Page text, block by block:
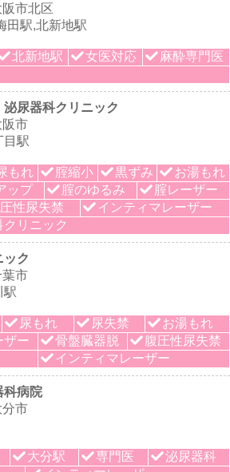
市北区
田駅,北新地駅
北新地駅 女医対応
麻酔専門医
泌尿器科クリニック
阪市
目駅
もれ 腟縮小 黒ずみ
お湯もれ
ップ 腟のゆるみ
腟レーザー
性尿失禁
インティマレーザー
リニック
ック
市
駅
尿もれ 尿失禁
お湯もれ
ザー 骨盤臓器脱
腹圧性尿失禁
インティマレーザー
科病院
分市
大分駅 専門医
泌尿器科